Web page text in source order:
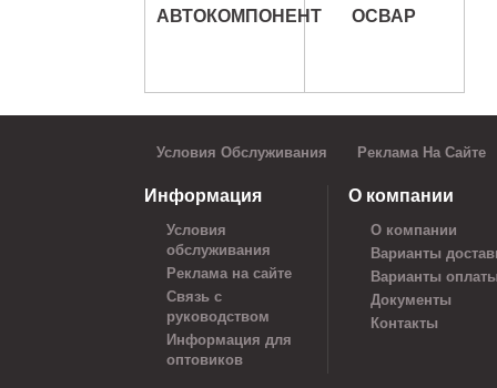
АВТОКОМПОНЕНТ ОСВАР
Условия Обслуживания Реклама На Сайте
Информация
Условия
обслуживания
Реклама на сайте
Связь с
руководством
Информация для
оптовиков
О компании
О компании
Варианты
Варианты
Документы
Контакты